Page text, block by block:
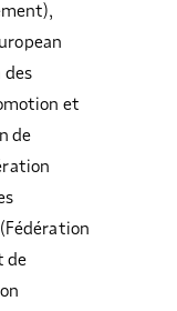
des
et
de
de